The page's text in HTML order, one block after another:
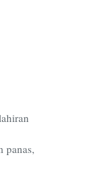
panas,